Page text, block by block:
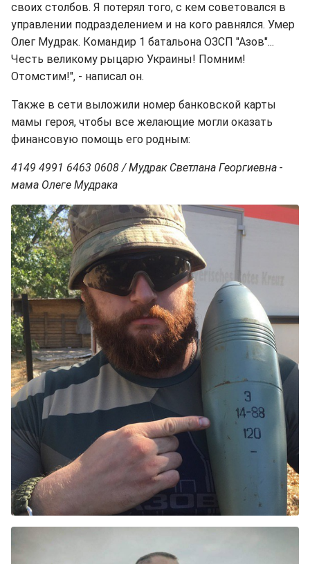
своих столбов. Я потерял того, с кем советовался в
управлении подразделением и на кого равнялся. Умер
Олег Мудрак. Командир 1 батальона ОЗСП "Азов"...
Честь великому рыцарю Украины! Помним!
Отомстим!", - написал он.
Также в сети выложили номер банковской карты
мамы героя, чтобы все желающие могли оказать
финансовую помощь его родным:
4149 4991 6463 0608 / Мудрак Светлана Георгиевна -
мама Олеге Мудрака